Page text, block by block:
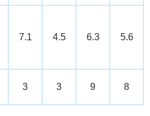
7.1 4.5 6.3 5.6
3 3 9 8